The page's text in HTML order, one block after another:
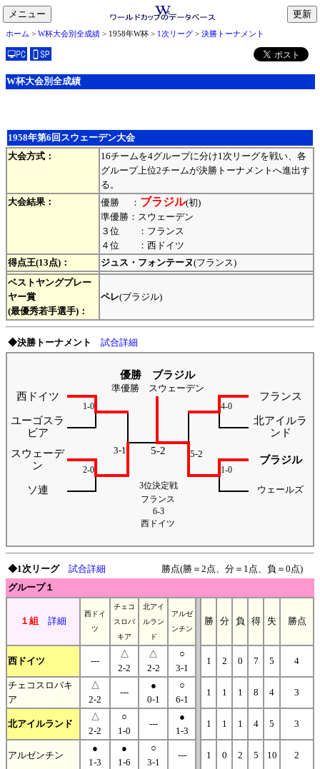
メニュー
toggle
navigation
ホーム > W杯大会別全成績 > 1958年W杯 > 1次リーグ > 決勝トーナメント
W杯大会別全成績
1958年第6回スウェーデン大会
大会方式：
16チームを4グループに分け1次リーグを戦い、各
グループ上位2チームが決勝トーナメントへ進出す
る。
大会結果：
優勝 ： ブラジル(初)
準優勝：スウェーデン
３位 ：フランス
４位 ：西ドイツ
得点王(13点)：
ジュス・フォンテーヌ(フランス)
ベストヤングプレー
ヤー賞
(最優秀若手選手)：
ペレ(ブラジル)
◆決勝トーナメント 試合詳細
優勝 ブラジル
西ドイツ
準優勝 スウェーデン
フランス
1-0 4-0
ユーゴスラ
ビア
北アイルラ
ンド
スウェーデ
ン
3-1 5-2 5-2
ブラジル
2-0 1-0
ソ連 3位決定戦 ウェールズ
フランス
6-3
西ドイツ
◆1次リーグ 試合詳細 勝点(勝＝2点、分＝1点、負＝0点)
グループ１
１組 詳細
西ドイ
ツ
チェコ
スロバ
キア
北アイ
ルラン
ド
アルゼ
ンチン
勝 分 負 得 失 勝点
西ドイツ ---
△
2-2
△
2-2
○
3-1
1 2 0 7 5 4
チェコスロバキ
ア
△
2-2
---
●
0-1
○
6-1
1 1 1 8 4 3
北アイルランド
△
2-2
○
1-0
---
●
1-3
1 1 1 4 5 3
アルゼンチン
●
1-3
●
1-6
○
3-1
--- 1 0 2 5 10 2